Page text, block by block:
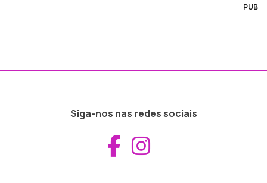
PUB
Siga-nos nas redes sociais
Aceder ao